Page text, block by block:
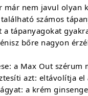
már nem javul olyan
számos
a tápanyagokat
bőre nagyon
a Max Out
azt: eltávolítja
a krém